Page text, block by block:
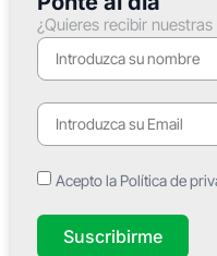
¿Quieres recibir
Acepto la Política de
Suscribirme